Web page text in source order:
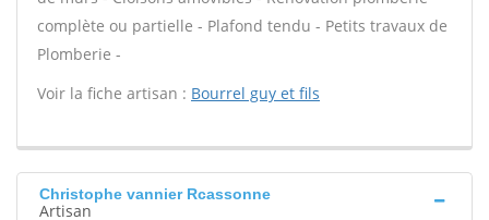
complète ou partielle - Plafond tendu - Petits travaux de
Plomberie -
Voir la fiche artisan : Bourrel guy et fils
Christophe vannier Rcassonne
Artisan